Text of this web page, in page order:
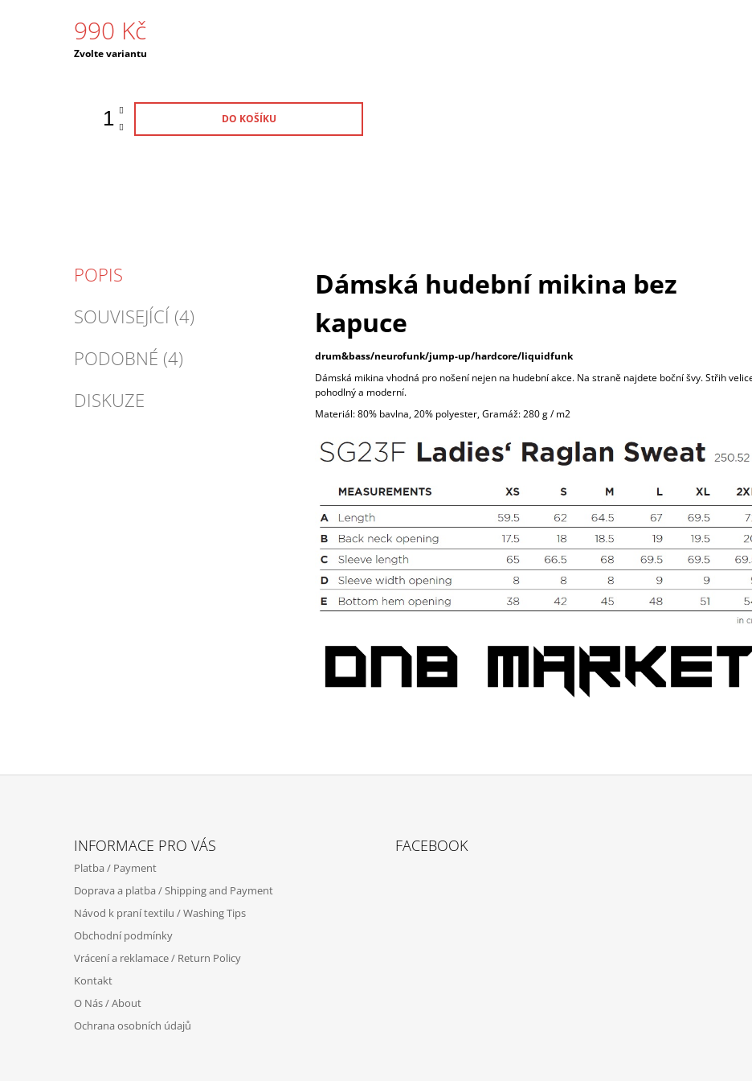
990 Kč
Měrná
Zvolte variantu
DO KOŠÍKU
POPIS
SOUVISEJÍCÍ (4)
PODOBNÉ (4)
DISKUZE
Dámská hudební mikina bez
kapuce
drum&bass/neurofunk/jump-up/hardcore/liquidfunk
Dámská mikina vhodná pro nošení nejen na hudební akce. Na straně najdete boční švy. Střih
pohodlný a moderní.
Materiál: 80% bavlna, 20% polyester, Gramáž: 280 g / m2
INFORMACE PRO VÁS
Platba / Payment
Doprava a platba / Shipping and Payment
Návod k praní textilu / Washing Tips
Obchodní podmínky
Vrácení a reklamace / Return Policy
Kontakt
O Nás / About
Ochrana osobních údajů
FACEBOOK